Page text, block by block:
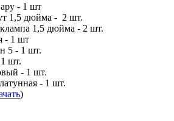
- 1 шт
1,5 дюйма - 2 шт.
1,5 дюйма - 2 шт.
- 1 шт
5 - 1 шт.
шт.
- 1 шт.
- 1 шт.
)